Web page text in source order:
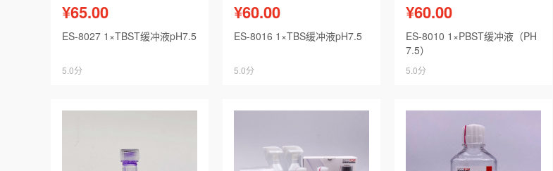
¥65.00
ES-8027 1×TBST缓冲液pH7.5
5.0分
¥60.00
ES-8016 1×TBS缓冲液pH7.5
5.0分
¥60.00
ES-8010 1×PBST缓冲液（PH
7.5）
5.0分